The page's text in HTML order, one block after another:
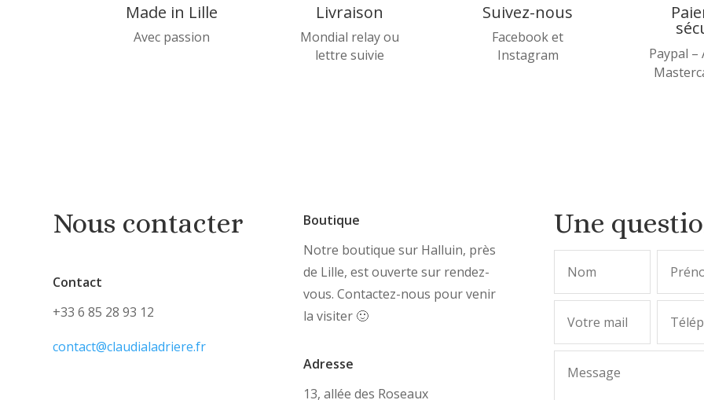
Made in Lille
Avec passion
Livraison
Mondial relay ou
lettre suivie
Suivez-nous
Facebook et
Instagram
Paypal
Nous contacter
Contact
+33 6 85 28 93 12
contact@claudialadriere.fr
Boutique
Notre boutique sur Halluin, près
de Lille, est ouverte sur rendez-
vous. Contactez-nous pour venir
la visiter 🙂
Adresse
13, allée des Roseaux
Une